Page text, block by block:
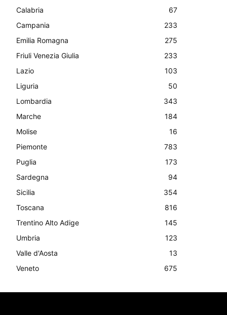
Calabria
67
Campania
233
Emilia Romagna
275
Friuli Venezia Giulia
233
Lazio
103
Liguria
50
Lombardia
343
Marche
184
Molise
16
Piemonte
783
Puglia
173
Sardegna
94
Sicilia
354
Toscana
816
Trentino Alto Adige
145
Umbria
123
Valle d'Aosta
13
Veneto
675